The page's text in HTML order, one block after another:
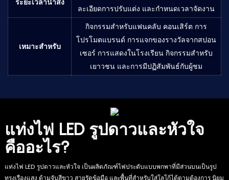
ละเอียดการปรับแต่ง และกำหนดเวลาจัดงาน
เหมาะสำหรับ
กิจกรรมสำหรับแฟนคลับ คอนเสิร์ต การ
โปรโมตแบรนด์ การแจกของรางวัลจากสปอน
เซอร์ การแสดงในโรงเรียน กิจกรรมสำหรับ
เยาวชน และการมีปฏิสัมพันธ์กับผู้ชม
แท่งไฟ LED รูปดาวและหัวใจ
คืออะไร?
แท่งไฟ LED รูปดาวและหัวใจ เป็นผลิตภัณฑ์ไฟประดับแบบพกพาที่มีส่วนบนเป็นรูป
ทรงเรืองแสง ด้ามจับสีขาว สายรัดข้อมือ และพื้นที่สำหรับใส่โลโก้ได้ตามต้องการ นิยม